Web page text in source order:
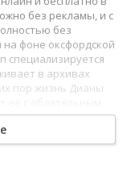
без рекламы, и с
без
фоне оксфордской
специализируется
в архивах
пор жизнь Дианы
ситуации
ведьма, а Мэттью